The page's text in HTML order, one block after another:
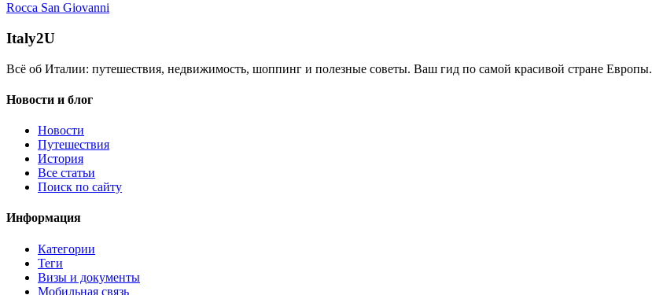
Rocca San Giovanni
Italy2U
Всё об Италии: путешествия, недвижимость, шоппинг и полезные советы. Ваш гид по самой красивой стране Европы.
Новости и блог
Новости
Путешествия
История
Все статьи
Поиск по сайту
Информация
Категории
Теги
Визы и документы
Мобильная связь